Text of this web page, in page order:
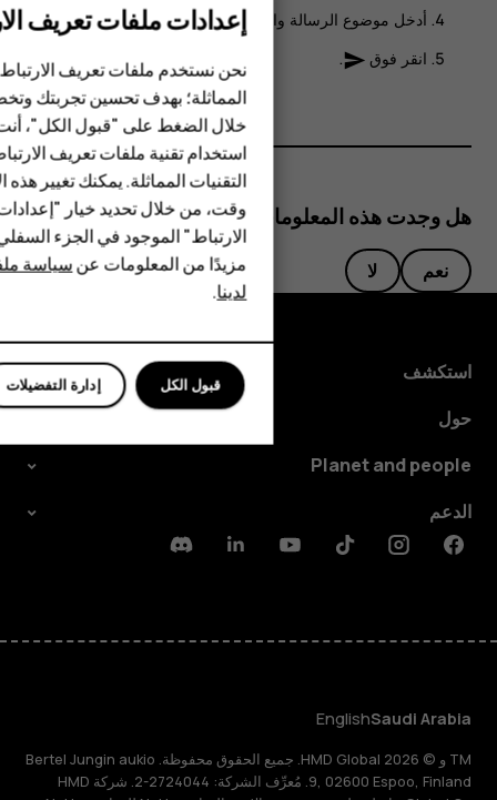
الهواتف الذكية
الهواتف المميزة
الأكسسوارات
HMD Terra M
HMD DUB
HMD Watch
أدخل موضوع الرسالة والبريد.
انقر فوق send
.
هل وجدت هذه المعلومات مفيدة؟
نعم لا
استكشف
حول
Planet and people
الدعم
Facebook
Instagram
Tiktok
Youtube
Linkedin
Discord
Saudi Arabia
English
TM و © 2026 HMD Global. جميع الحقوق محفوظة. Bertel Jungin aukio
9, 02600 Espoo, Finland. مُعرِّف الشركة: 2724044-2. شركة HMD
إعدادات ملفات تعريف
نحن نستخدم ملفات تعريف
المماثلة؛ بهدف تحسين تجربتك
خلال الضغط على "قبول الكل"،
استخدام تقنية ملفات تعريف
التقنيات المماثلة. يمكنك تغيير
وقت، من خلال تحديد خيار
الارتباط" الموجود في الجزء
مزيدًا من المعلومات عنسياسة
لدينا.
إدارة التفضيلات قبول الكل